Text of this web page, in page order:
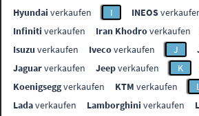
Hyundai verkaufen I INEOS
Infiniti verkaufen Iran Khodroverkaufen
Isuzu verkaufen Ivecoverkaufen J
Jaguarverkaufen Jeepverkaufen K
Koenigseggverkaufen KTM verkaufen
Ladaverkaufen Lamborghini verkaufen